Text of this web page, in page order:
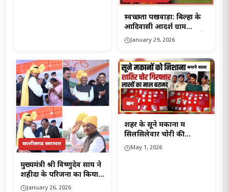
स्वच्छता पखवाड़ा: बिल्हा के
आदिवासी आदर्श ग्राम
मंजूरपहरी में जनभागीदारी के
साथ समेकित लोकसंपर्क
कार्यक्रम आयोजित…..
January 29, 2026
छत्‍तीसगढ समाचार
मुख्यमंत्री श्री विष्णुदेव साय ने
शहीदों के परिजनों का किया
सम्मान….
January 26, 2026
क्राइम
शहर के सूने मकानों में
सिलसिलेवार चोरी की
वारदातों को अंजाम देने
वाले…!
May 1, 2026